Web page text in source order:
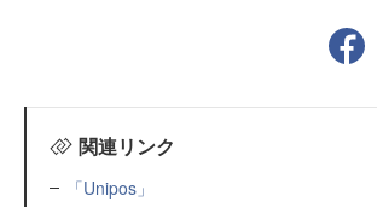
関連リンク
「Unipos」